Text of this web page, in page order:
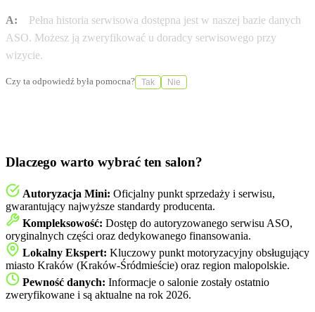
A:
Pełna historia serwisowa dostępna jest w naszej bazie danych
ASO. Możesz ją zweryfikować u doradcy serwisowego przy
wizycie.
Czy ta odpowiedź była pomocna? Tak Nie
Dlaczego warto wybrać ten salon?
Autoryzacja Mini: Oficjalny punkt sprzedaży i serwisu,
gwarantujący najwyższe standardy producenta.
Kompleksowość: Dostęp do autoryzowanego serwisu ASO,
oryginalnych części oraz dedykowanego finansowania.
Lokalny Ekspert: Kluczowy punkt motoryzacyjny obsługujący
miasto Kraków (Kraków-Śródmieście) oraz region malopolskie.
Pewność danych: Informacje o salonie zostały ostatnio
zweryfikowane i są aktualne na rok 2026.